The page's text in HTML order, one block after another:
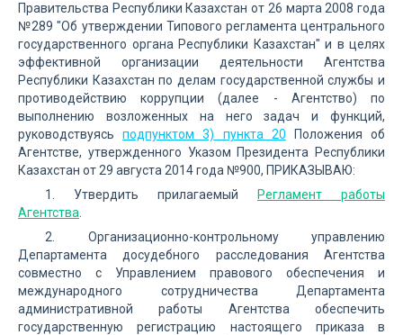
Правительства Республики Казахстан от 26 марта 2008 года
№289 "Об утверждении Типового регламента центрального
государственного органа Республики Казахстан" и в целях
эффективной организации деятельности Агентства
Республики Казахстан по делам государственной службы и
противодействию коррупции (далее - Агентство) по
выполнению возложенных на него задач и функций,
руководствуясьподпунктом 3) пункта 20 Положения об
Агентстве, утвержденного Указом Президента Республики
Казахстан от 29 августа 2014 года №900, ПРИКАЗЫВАЮ:
1. Утвердить прилагаемый
Регламент работы
Агентства
2. Организационно-контрольному управлению
Департамента досудебного расследования Агентства
совместно с Управлением правового обеспечения и
международного сотрудничества Департамента
административной работы Агентства обеспечить
государственную регистрацию настоящего приказа в